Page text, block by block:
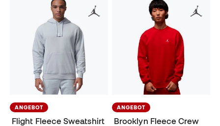
ANGEBOT
Flight Fleece Sweatshirt
ANGEBOT
Brooklyn Fleece Crew